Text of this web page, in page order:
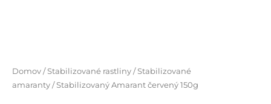
Domov /Stabilizované rastliny /Stabilizované
amaranty / Stabilizovaný Amarant červený 150g